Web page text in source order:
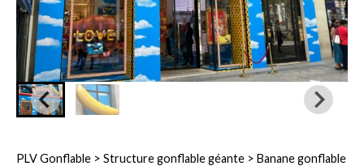
PLV Gonflable > Structure gonflable géante > Banane gonflable